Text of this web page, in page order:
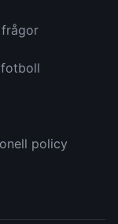
policy